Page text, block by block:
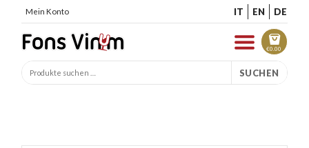
Mein Konto IT EN DE
€0.00
SUCHEN